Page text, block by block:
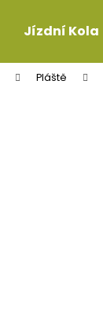
Jízdní Kola
Pláště